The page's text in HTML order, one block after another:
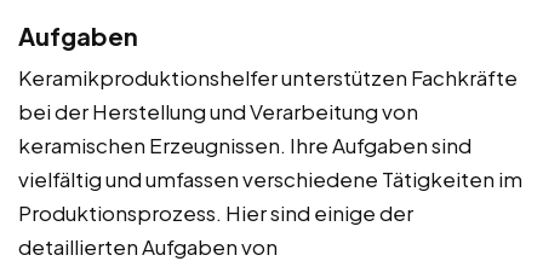
Aufgaben
Keramikproduktionshelfer unterstützen Fachkräfte
bei der Herstellung und Verarbeitung von
keramischen Erzeugnissen. Ihre Aufgaben sind
vielfältig und umfassen verschiedene Tätigkeiten im
Produktionsprozess. Hier sind einige der
detaillierten Aufgaben von